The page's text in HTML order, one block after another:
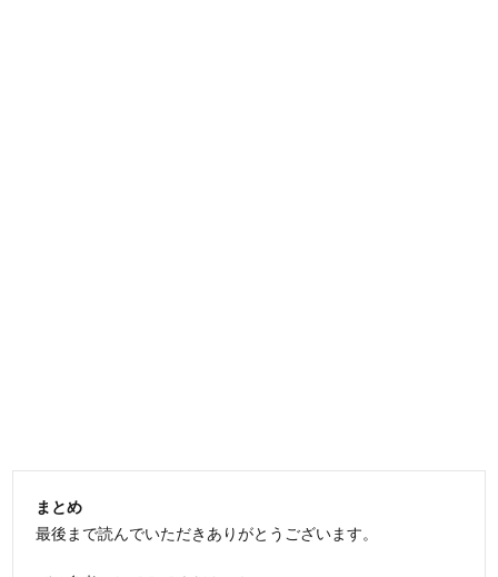
まとめ
最後まで読んでいただきありがとうございます。